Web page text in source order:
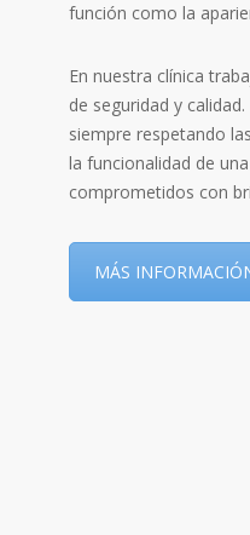
función como la
En nuestra clínica
de seguridad y
siempre respetando
la funcionalidad de
comprometidos con
MÁS